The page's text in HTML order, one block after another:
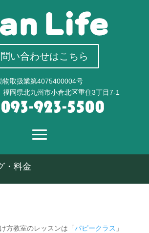
い合わせはこちら
物取扱業第4075400004号
岡県北九州市小倉北区重住3丁目7-1
・料金
方教室のレッスンは「 パピークラス 」